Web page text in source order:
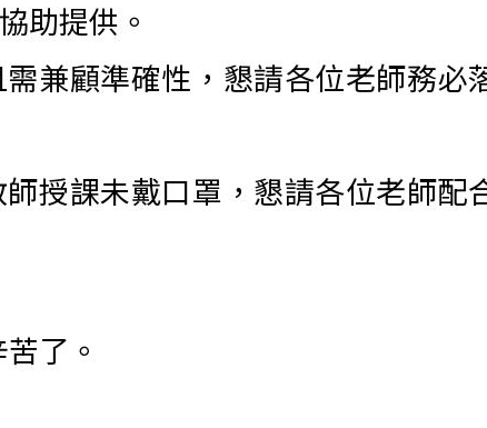
助提供。
兼顧準確性，懇請各位老師務必
授課未戴口罩，懇請各位老師配
了。